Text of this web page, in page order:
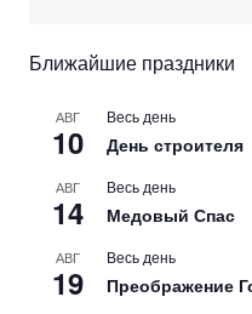
Ближайшие праздники
АВГ
10
Весь день
День строителя
АВГ
14
Весь день
Медовый Спас
АВГ
19
Весь день
Преображение